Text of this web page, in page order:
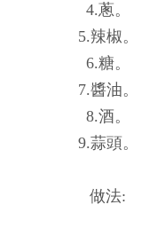
4.蔥。
5.辣椒。
6.糖。
7.醬油。
8.酒。
9.蒜頭。
做法: